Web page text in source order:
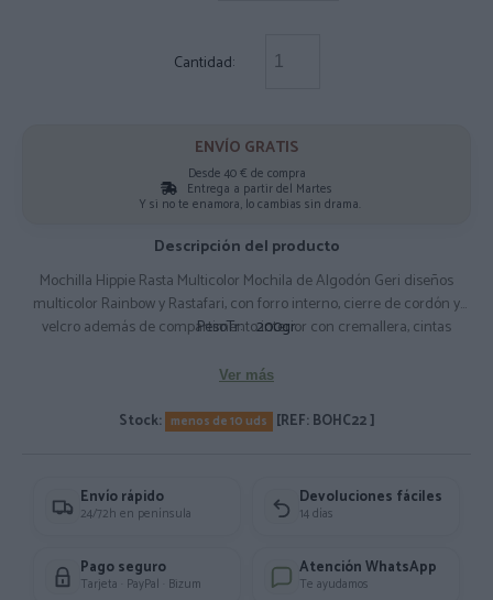
Cantidad:
ENVÍO GRATIS
Desde 40 € de compra
Entrega a partir del Martes
Y si no te enamora, lo cambias sin drama.
Descripción del producto
Mochilla Hippie Rasta Multicolor Mochila de Algodón Geri diseños
multicolor Rainbow y Rastafari, con forro interno, cierre de cordón y
velcro además de compartimento interior con cremallera, cintas
Medidas Aprox: 60x40cm.
PesoTr: 200gr
Ver más
Stock: menos de 10 uds [REF: BOHC22 ]
Envío rápido
24/72h en península
Devoluciones fáciles
14 días
Pago seguro
Tarjeta · PayPal · Bizum
Atención WhatsApp
Te ayudamos